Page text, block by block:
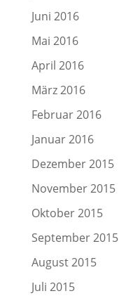
Juni 2016
Mai 2016
April 2016
März 2016
Februar 2016
Januar 2016
Dezember 2015
November 2015
Oktober 2015
September 2015
August 2015
Juli 2015